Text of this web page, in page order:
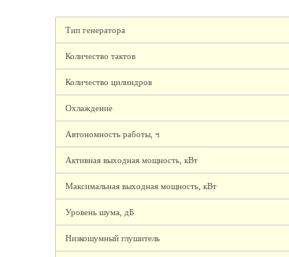
Тип генератора
Количество тактов
Количество цилиндров
Охлаждение
Автономность работы, ч
Активная выходная мощность, кВт
Максимальная выходная мощность, кВт
Уровень шума, дБ
Низкошумный глушитель